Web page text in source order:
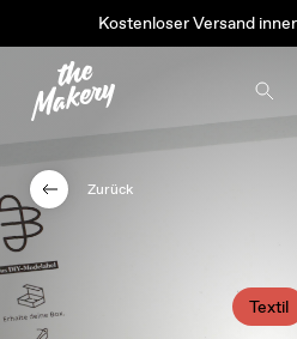
Kostenloser Versand
Textil
Zurück